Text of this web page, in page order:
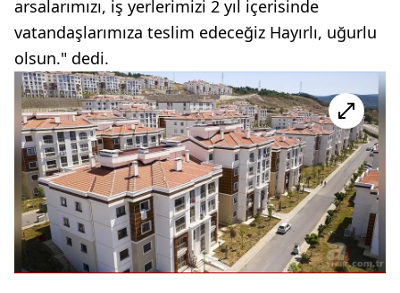
arsalarımızı, iş yerlerimizi 2 yıl içerisinde
vatandaşlarımıza teslim edeceğiz Hayırlı, uğurlu
olsun." dedi.